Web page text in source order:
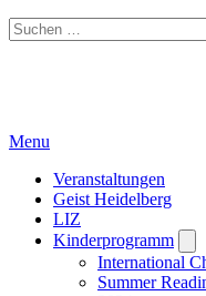
Suchen
nach:
Menu
Veranstaltungen
Geist Heidelberg
LIZ
Kinderprogramm
International
Summer